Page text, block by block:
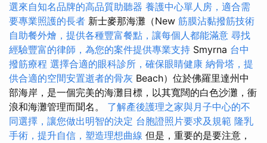
選來自知名品牌的高品質助聽器 養護中心單人房，適合需
要專業照護的長者 新士麥那海灘（New 筋膜沾黏撥筋技術
自助餐外燴，提供各種豐富餐點，讓每個人都能滿意 尋找
經驗豐富的律師，為您的案件提供專業支持 Smyrna 台中
撥筋療程 選擇合適的眼科診所，確保眼睛健康 納骨塔，提
供合適的空間安置逝者的骨灰 Beach）位於佛羅里達州中
部海岸，是一個完美的海灘目標，以其寬闊的白色沙灘，衝
浪和海灘管理而聞名。 了解產後護理之家與月子中心的不
同選擇，讓您做出明智的決定 台胞證照片要求及規範 隆乳
手術，提升自信，塑造理想曲線 但是，重要的是要注意，